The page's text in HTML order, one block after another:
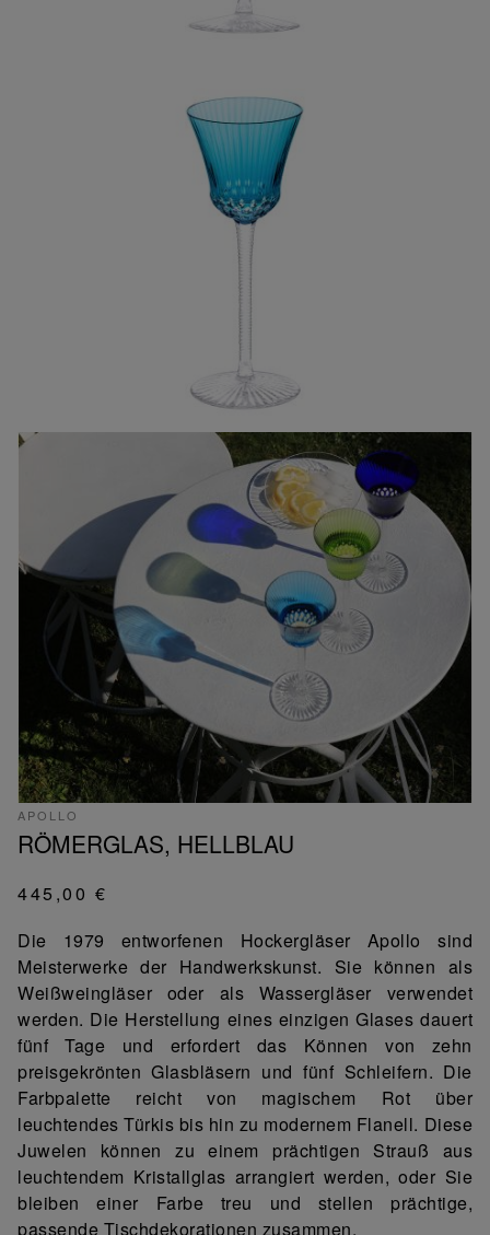
APOLLO
RÖMERGLAS, HELLBLAU
445,00 €
Die 1979 entworfenen Hockergläser Apollo sind
Meisterwerke der Handwerkskunst. Sie können als
Weißweingläser oder als Wassergläser verwendet
werden. Die Herstellung eines einzigen Glases dauert
fünf Tage und erfordert das Können von zehn
preisgekrönten Glasbläsern und fünf Schleifern. Die
Farbpalette reicht von magischem Rot über
leuchtendes Türkis bis hin zu modernem Flanell. Diese
Juwelen können zu einem prächtigen Strauß aus
leuchtendem Kristallglas arrangiert werden, oder Sie
bleiben einer Farbe treu und stellen prächtige,
passende Tischdekorationen zusammen.